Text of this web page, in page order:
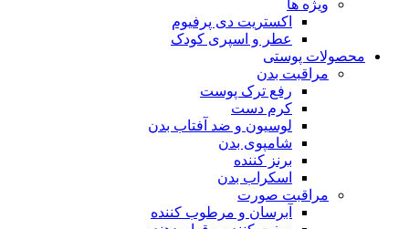
ویژه ها
اکستریت دی پرفیوم
عطر و اسپری کودک
محصولات پوستی
مراقبت بدن
رفع ترک پوست
کرم دست
لوسیون و ضد آفتاب بدن
شامپوی بدن
برنز کننده
اسکراب بدن
مراقبت صورت
آبرسان و مرطوب کننده